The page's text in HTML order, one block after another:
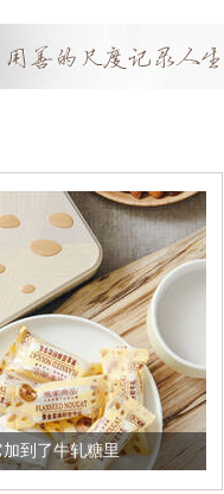
被列入佛家七宝